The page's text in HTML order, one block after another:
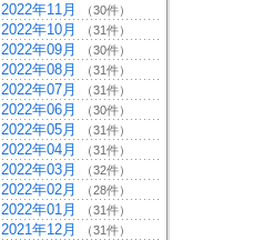
2022年11月 （30件）
2022年10月 （31件）
2022年09月 （30件）
2022年08月 （31件）
2022年07月 （31件）
2022年06月 （30件）
2022年05月 （31件）
2022年04月 （31件）
2022年03月 （32件）
2022年02月 （28件）
2022年01月 （31件）
2021年12月 （31件）